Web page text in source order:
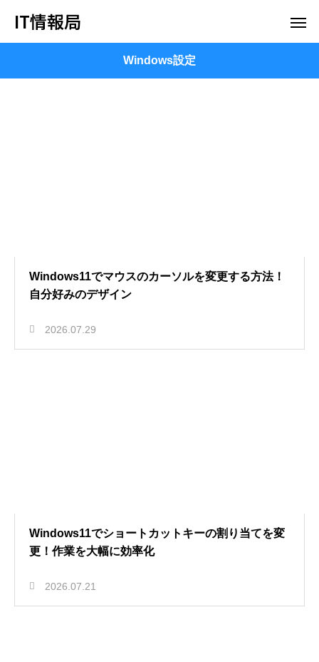
IT情報局
Windows設定
Windows11でマウスのカーソルを変更する方法！
自分好みのデザイン
2026.07.29
Windows11でショートカットキーの割り当てを変
更！作業を大幅に効率化
2026.07.21